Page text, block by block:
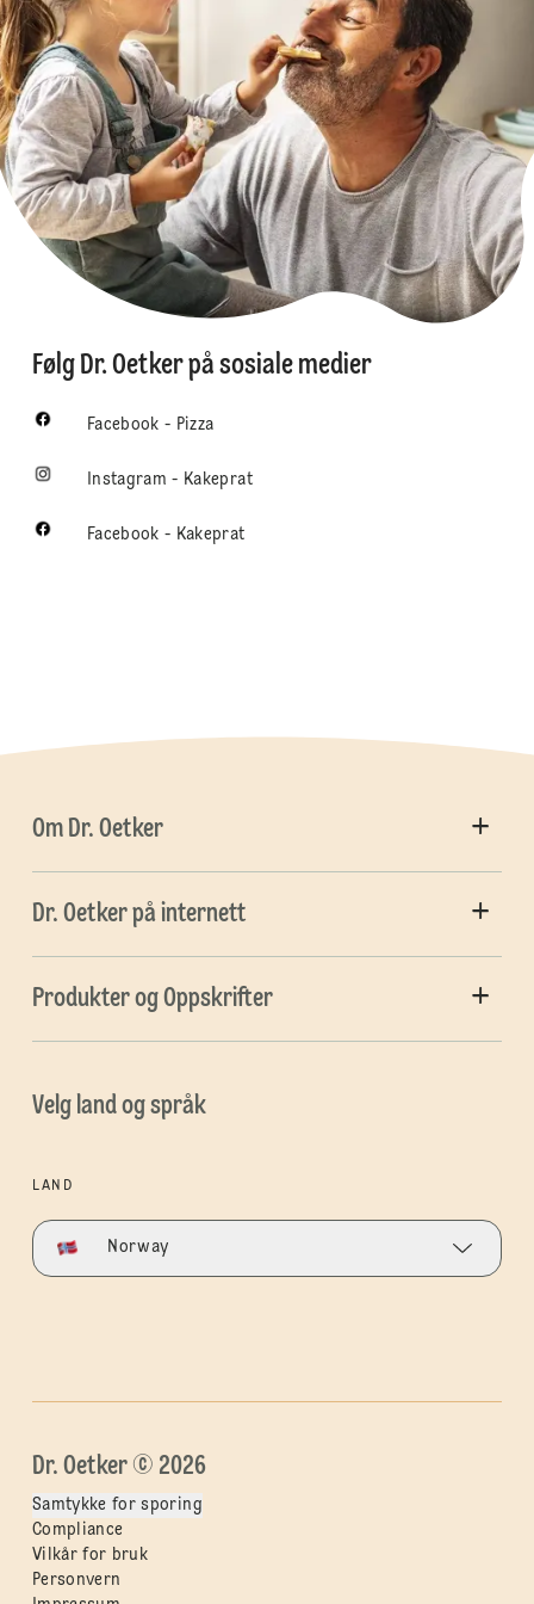
Følg Dr. Oetker på sosiale medier
Facebook - Pizza
Instagram - Kakeprat
Facebook - Kakeprat
Om Dr. Oetker
Dr. Oetker på internett
Produkter og Oppskrifter
Velg land og språk
LAND
Norway
Dr. Oetker © 2026
Samtykke for sporing
Compliance
Vilkår for bruk
Personvern